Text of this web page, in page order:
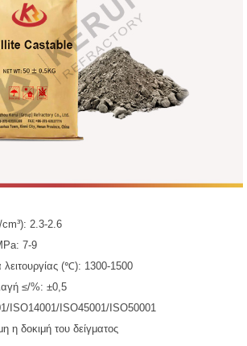
2.3-2.6
7-9
λειτουργίας (℃): 1300-1500
≤/%: ±0,5
ISO14001/ISO45001/ISO50001
η δοκιμή του δείγματος